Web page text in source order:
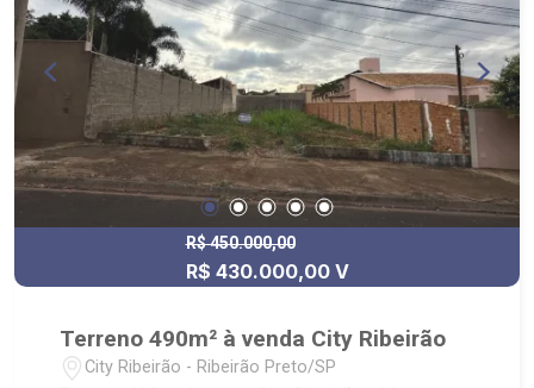
R$ 450.000,00
R$ 430.000,00 V
Terreno 490m² à venda City Ribeirão
City Ribeirão - Ribeirão Preto/SP